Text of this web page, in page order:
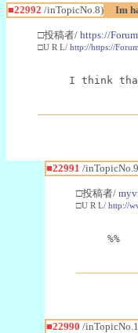
■22992 /inTopicNo.8) Im
□投稿者/ https://
□U R L/ http://https://
I think
■22991 /
□投稿者/
□U R L/ http://
%%
■22990 /